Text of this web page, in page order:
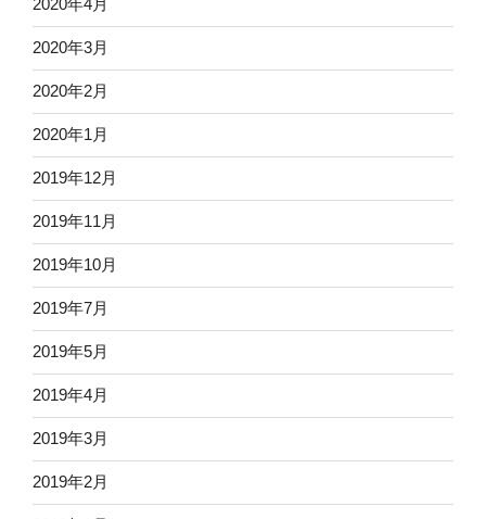
2020年4月
2020年3月
2020年2月
2020年1月
2019年12月
2019年11月
2019年10月
2019年7月
2019年5月
2019年4月
2019年3月
2019年2月